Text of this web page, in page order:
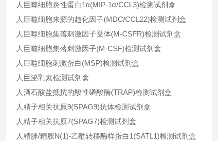
人巨噬细胞炎性蛋白1α(MIP-1α/CCL3)检测试剂盒
人巨噬细胞来源的趋化因子(MDC/CCL22)检测试剂盒
人巨噬细胞集落刺激因子受体(M-CSFR)检测试剂盒
人巨噬细胞集落刺激因子(M-CSF)检测试剂盒
人巨噬细胞刺激蛋白(MSP)检测试剂盒
人巨泌乳素检测试剂盒
人酒石酸盐抵抗的酸性磷酸酶(TRAP)检测试剂盒
人精子相关抗原9(SPAG9)抗体检测试剂盒
人精子相关抗原7(SPAG7)检测试剂盒
人精脒/精胺N(1)-乙酰转移酶样蛋白1(SATL1)检测试剂盒